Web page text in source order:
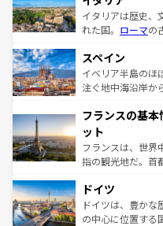
イタリアは歴史、
れた国。 ローマの
ろん、トスカーナ
景など、自然景観
ピザやパスタなど
ませてくれるイタ
なお、新着のイタ
しい。
スペイン
イベリア半島のほ
注ぐ地中海沿岸か
文化が根付くこの
れる闘牛、そして
る。首都マドリー
アートに溢れた街
せる。地方によっ
ンテンツ一覧を参
フランスの基
ット
フランスは、世界
指の観光地だ。首
で、幅広い魅力が
聖堂、美しいビー
から魅了する。ま
ドイツ
ドイツは、豊かな
の中心に位置する